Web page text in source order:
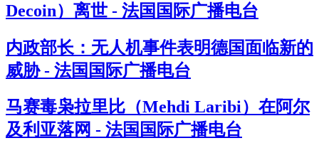
Decoin）离世 - 法国国际广播电台
内政部长：无人机事件表明德国面临新的
威胁 - 法国国际广播电台
马赛毒枭拉里比（Mehdi Laribi）在阿尔
及利亚落网 - 法国国际广播电台